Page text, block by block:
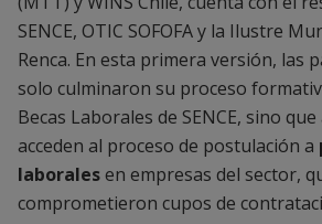
SENCE, OTIC SOFOFA y la Ilustre
Renca. En esta primera versión, las
solo culminaron su proceso
Becas Laborales de SENCE, sino
acceden al proceso de postulación a
laboralesen empresas del sector,
comprometieron cupos de